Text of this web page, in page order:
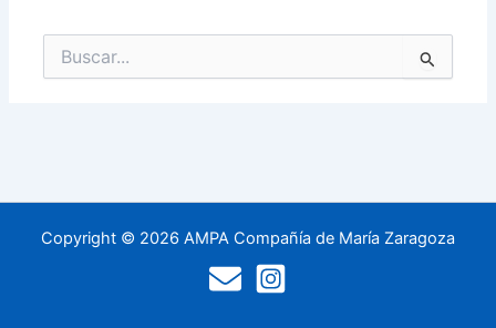
por:
Copyright © 2026 AMPA Compañía de María Zaragoza